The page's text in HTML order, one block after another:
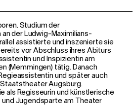
Studium der
der Ludwig-Maximilians-
assistierte und inszenierte sie
vor Abschluss ihres Abiturs
und Inspizientin am
(Memmingen) tätig. Danach
und später auch
Augsburg.
als Regisseurin und künstlerische
und Jugendsparte am Theater